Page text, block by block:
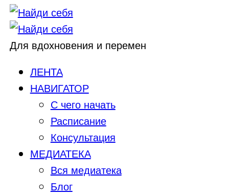
Для вдохновения и перемен
ЛЕНТА
НАВИГАТОР
С чего начать
Расписание
Консультация
МЕДИАТЕКА
Вся медиатека
Блог